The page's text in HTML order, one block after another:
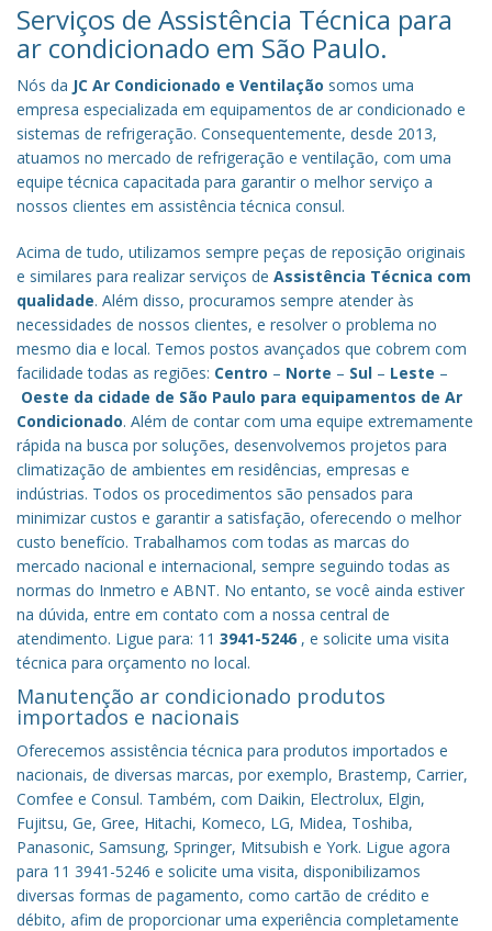
Serviços de Assistência Técnica para
ar condicionado em São Paulo.
Nós da JC Ar Condicionado e Ventilação somos uma
empresa especializada em equipamentos de ar condicionado e
sistemas de refrigeração. Consequentemente, desde 2013,
atuamos no mercado de refrigeração e ventilação, com uma
equipe técnica capacitada para garantir o melhor serviço a
nossos clientes em assistência técnica consul.
Acima de tudo, utilizamos sempre peças de reposição originais
e similares para realizar serviços de Assistência Técnica com
qualidade. Além disso, procuramos sempre atender às
necessidades de nossos clientes, e resolver o problema no
mesmo dia e local. Temos postos avançados que cobrem com
facilidade todas as regiões: Centro – Norte – Sul – Leste –
Oeste da cidade de São Paulo para equipamentos de Ar
Condicionado. Além de contar com uma equipe extremamente
rápida na busca por soluções, desenvolvemos projetos para
climatização de ambientes em residências, empresas e
indústrias. Todos os procedimentos são pensados para
minimizar custos e garantir a satisfação, oferecendo o melhor
custo benefício. Trabalhamos com todas as marcas do
mercado nacional e internacional, sempre seguindo todas as
normas do Inmetro e ABNT. No entanto, se você ainda estiver
na dúvida, entre em contato com a nossa central de
atendimento. Ligue para: 11 3941-5246 , e solicite uma visita
técnica para orçamento no local.
Manutenção ar condicionado produtos
importados e nacionais
Oferecemos assistência técnica para produtos importados e
nacionais, de diversas marcas, por exemplo, Brastemp, Carrier,
Comfee e Consul. Também, com Daikin, Electrolux, Elgin,
Fujitsu, Ge, Gree, Hitachi, Komeco, LG, Midea, Toshiba,
Panasonic, Samsung, Springer, Mitsubish e York. Ligue agora
para 11 3941-5246 e solicite uma visita, disponibilizamos
diversas formas de pagamento, como cartão de crédito e
débito, afim de proporcionar uma experiência completamente